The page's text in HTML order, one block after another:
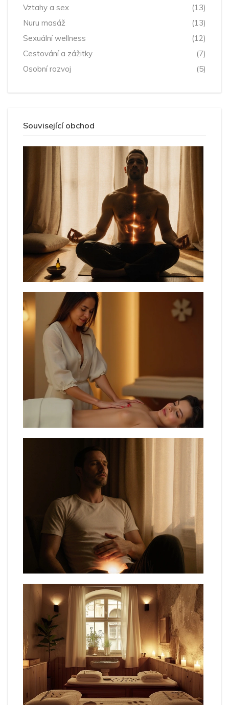
Vztahy a sex
(13)
Nuru masáž
(13)
Sexuální wellness
(12)
Cestování a zážitky
(7)
Osobní rozvoj
(5)
Související obchod